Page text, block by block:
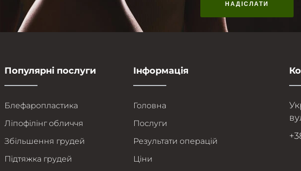
Популярні послуги
Блефаропластика
Ліпофілінг обличчя
Збільшення грудей
Підтяжка грудей
Інформація
Головна
Послуги
Результати операцій
Ціни